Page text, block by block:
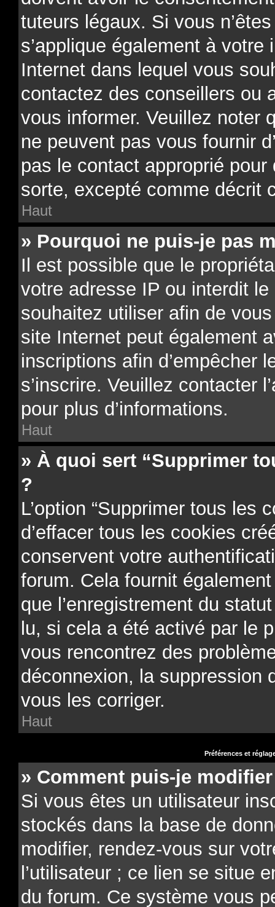
tuteurs légaux. Si vous
s’applique également à
Internet dans lequel vous
contactez des conseillers ou
vous informer. Veuillez noter
ne peuvent pas vous fournir
pas le contact approprié
sorte, excepté comme décrit
Haut
» Pourquoi ne puis-je pas
Il est possible que le
votre adresse IP ou interdit
souhaitez utiliser afin de
site Internet peut également
inscriptions afin d’empêcher
s’inscrire. Veuillez contacter
pour plus d’informations.
Haut
» À quoi sert “Supprimer
?
L’option “Supprimer tous les
d’effacer tous les cookies
conservent votre
forum. Cela fournit
que l’enregistrement du
lu, si cela a été activé par le
vous rencontrez des
déconnexion, la suppression
vous les corriger.
Haut
Préférences et
» Comment puis-je
Si vous êtes un utilisateur
stockés dans la base de
modifier, rendez-vous sur
l’utilisateur ; ce lien se situe
du forum. Ce système vous